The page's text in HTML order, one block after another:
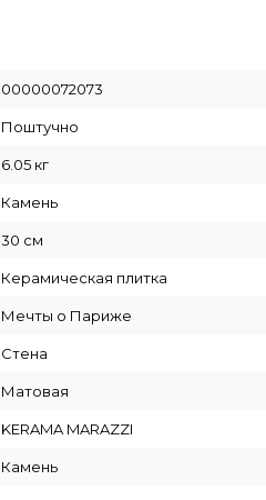
00000072073
Поштучно
6.05 кг
Камень
30 см
Керамическая плитка
Мечты о Париже
Стена
Матовая
KERAMA MARAZZI
Камень